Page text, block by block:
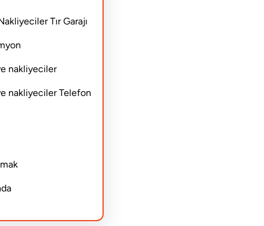
Tır Garajı
nakliyeciler
nakliyeciler Telefon